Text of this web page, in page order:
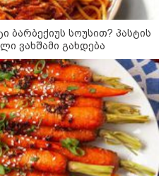
მძიმეა ჩემთვის ის, რაც
გითხარით“
გზა
ცუდად
ხოლმე“
ბარბექიუს სოუსით? პასტის
ვახშამი გახდება